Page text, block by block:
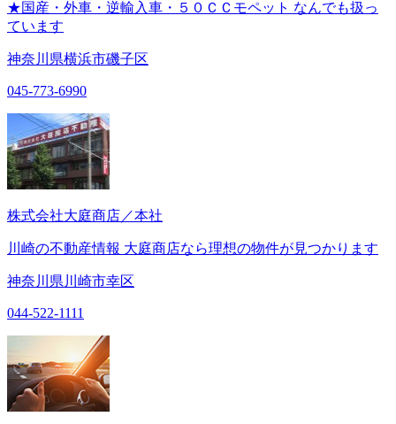
★国産・外車・逆輸入車・５０ＣＣモペット なんでも扱っ
ています
神奈川県横浜市磯子区
045-773-6990
株式会社大庭商店／本社
川崎の不動産情報 大庭商店なら理想の物件が見つかります
神奈川県川崎市幸区
044-522-1111